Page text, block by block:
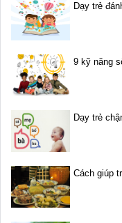
Dạy trẻ
9 kỹ năng
Dạy trẻ
Cách giúp